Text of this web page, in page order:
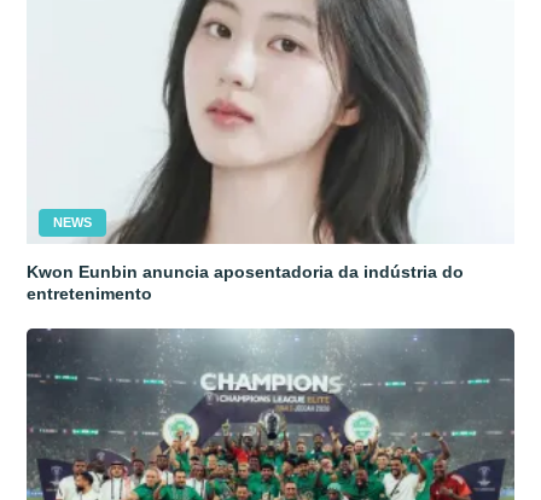
NEWS
Kwon Eunbin anuncia aposentadoria da indústria do
entretenimento